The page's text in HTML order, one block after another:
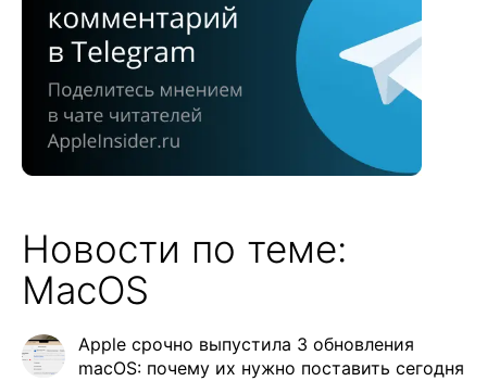
Новости по теме:
MacOS
Apple срочно выпустила 3 обновления
macOS: почему их нужно поставить сегодня